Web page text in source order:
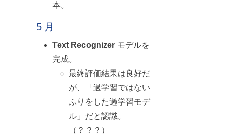
本。
5 月
Text Recognizer モデルを
完成。
最終評価結果は良好だ
が、「過学習ではない
ふりをした過学習モデ
ル」だと認識。
（？？？）